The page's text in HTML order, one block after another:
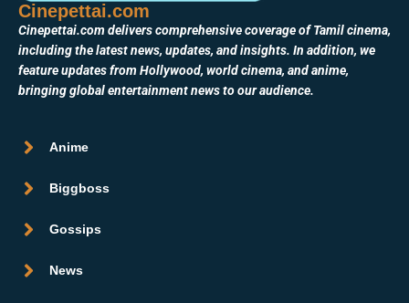
Cinepettai.com
Cinepettai.com delivers comprehensive coverage of Tamil cinema,
including the latest news, updates, and insights. In addition, we
feature updates from Hollywood, world cinema, and anime,
bringing global entertainment news to our audience.
Anime
Biggboss
Gossips
News